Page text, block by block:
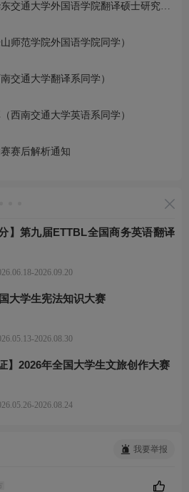
CATTI考试经验分享（华东交通大学外国语学院翻译硕士研究生）
师范学院外国语学院同学）
交通大学翻译系同学）
西南交通大学英语系同学）
赛后解析通知
分】第九届ETTBL全国商务英语翻译
2026.09.20
大学生宪法知识大赛
2026.08.30
】2026年全国大学生文旅创作大赛
2026.08.24
我要举报